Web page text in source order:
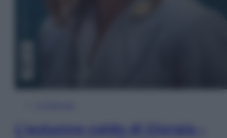
L’autunno caldo di Giorgia –